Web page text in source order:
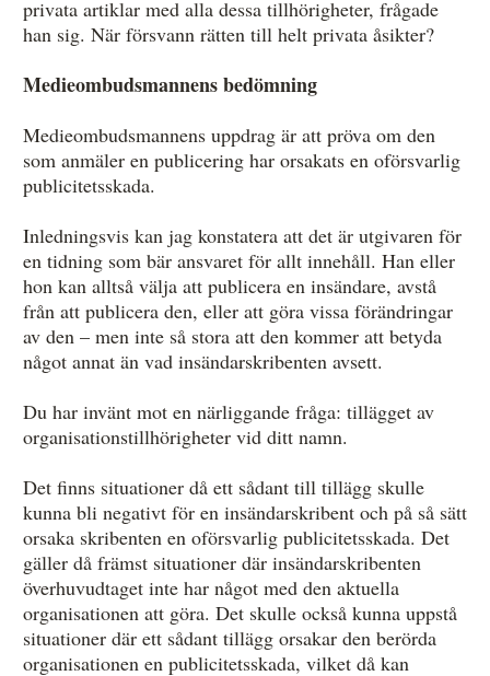
privata artiklar med alla dessa tillhörigheter, frågade
han sig. När försvann rätten till helt privata åsikter?
Medieombudsmannens bedömning
Medieombudsmannens uppdrag är att pröva om den
som anmäler en publicering har orsakats en oförsvarlig
publicitetsskada.
Inledningsvis kan jag konstatera att det är utgivaren för
en tidning som bär ansvaret för allt innehåll. Han eller
hon kan alltså välja att publicera en insändare, avstå
från att publicera den, eller att göra vissa förändringar
av den – men inte så stora att den kommer att betyda
något annat än vad insändarskribenten avsett.
Du har invänt mot en närliggande fråga: tillägget av
organisationstillhörigheter vid ditt namn.
Det finns situationer då ett sådant till tillägg skulle
kunna bli negativt för en insändarskribent och på så sätt
orsaka skribenten en oförsvarlig publicitetsskada. Det
gäller då främst situationer där insändarskribenten
överhuvudtaget inte har något med den aktuella
organisationen att göra. Det skulle också kunna uppstå
situationer där ett sådant tillägg orsakar den berörda
organisationen en publicitetsskada, vilket då kan